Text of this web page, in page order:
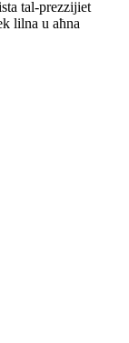
tal-prezzijiet
lilna u aħna